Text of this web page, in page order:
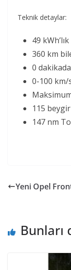
Teknik detaylar:
49
360 km
0
0-100 km/
115
147 nm
Yeni Opel
Bunları